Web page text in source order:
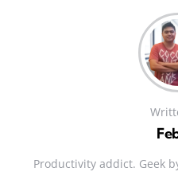
Productivity addict. Geek